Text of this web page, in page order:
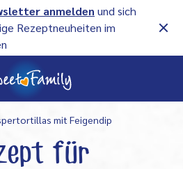
anmelden und sich
Rezeptneuheiten im
mit Feigendip
für